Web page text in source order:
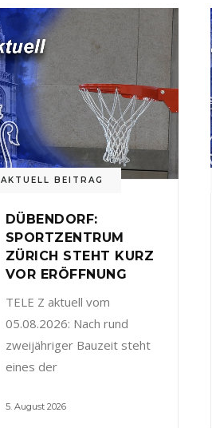
AKTUELL BEITRAG
DÜBENDORF:
SPORTZENTRUM
ZÜRICH STEHT KURZ
VOR ERÖFFNUNG
TELE Z aktuell vom
05.08.2026: Nach rund
zweijähriger Bauzeit steht
eines der
5. August 2026